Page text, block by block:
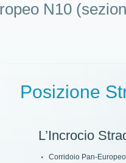
N10
Posizione
L’Incrocio
Corridoio Pan-